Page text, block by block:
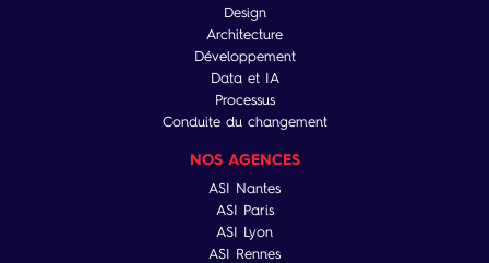
Design
Architecture
Développement
Data et IA
Processus
Conduite du changement
NOS AGENCES
ASI Nantes
ASI Paris
ASI Lyon
ASI Rennes